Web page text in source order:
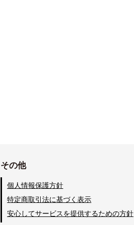
その他
個人情報保護方針
特定商取引法に基づく表示
安心してサービスを提供するための方針